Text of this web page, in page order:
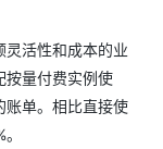
灵活性和成本的业
按量付费实例使
账单。相比直接使